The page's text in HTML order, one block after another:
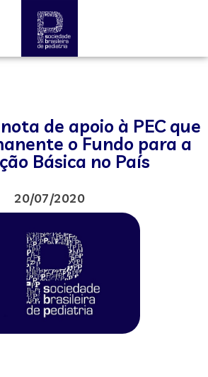
de apoio à PEC que
o Fundo para a
Básica no País
20/07/2020